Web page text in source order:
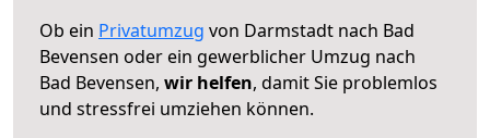
Ob ein Privatumzug von Darmstadt nach Bad
Bevensen oder ein gewerblicher Umzug nach
Bad Bevensen, wir helfen, damit Sie problemlos
und stressfrei umziehen können.